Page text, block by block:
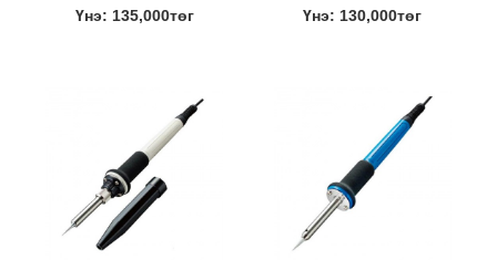
Үнэ: 135,000төг
Үнэ: 130,000төг